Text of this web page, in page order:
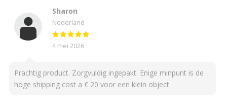
Sharon
Nederland
4 mei 2026
Prachtig product. Zorgvuldig ingepakt. Enige minpunt is de
hoge shipping cost a € 20 voor een klein object